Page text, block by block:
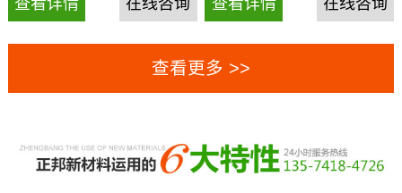
查看详情 在线咨询 查看详情 在线咨询
查看更多 >>